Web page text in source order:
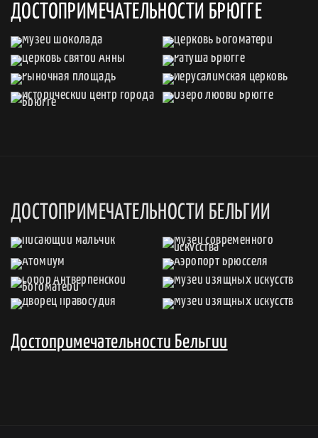
ДОСТОПРИМЕЧАТЕЛЬНОСТИ БРЮГГЕ
ДОСТОПРИМЕЧАТЕЛЬНОСТИ БЕЛЬГИИ
Достопримечательности Бельгии